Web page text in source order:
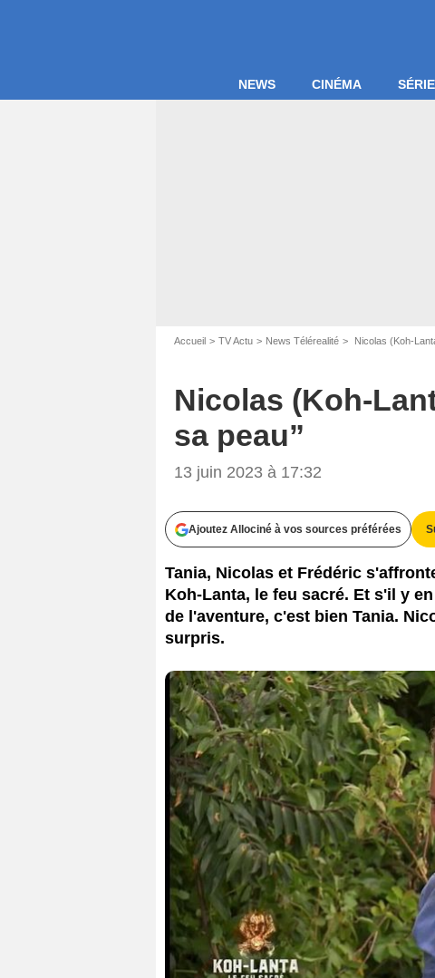
NEWS CINÉMA
Accueil TV Actu News Télérealité Nicolas (Koh-
Nicolas (Koh-
sa peau”
13 juin 2023 à 17:32
Ajoutez Allociné à vos sources préférées
Tania, Nicolas et Frédéric
Koh-Lanta, le feu sacré. Et s'il y
de l'aventure, c'est bien Tania.
surpris.